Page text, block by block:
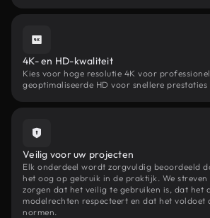
4K- en HD-kwaliteit
Kies voor hoge resolutie 4K voor
geoptimaliseerde HD voor snellere
Veilig voor uw projecten
Elk onderdeel wordt zorgvuldig beoordeeld
het oog op gebruik in de praktijk. We
zorgen dat het veilig te gebruiken is, dat het
modelrechten respecteert en dat het voldoet
normen.